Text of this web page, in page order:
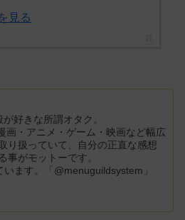
見る
好きな所謂オタク。
画・アニメ・ゲーム・映画など幅広
り扱っていて、自分の正直な感想
事がモットーです。
います。「@menuguildsystem」